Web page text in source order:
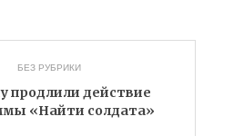
БЕЗ РУБРИКИ
продлили действие
«Найти солдата»